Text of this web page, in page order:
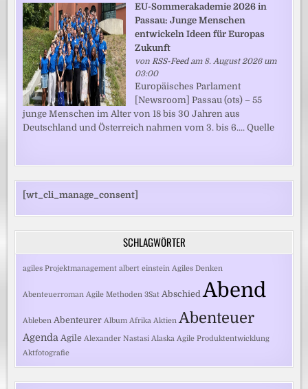
EU-Sommerakademie 2026 in
Passau: Junge Menschen
entwickeln Ideen für Europas
Zukunft
von RSS-Feedam 8. August 2026 um
03:00
Europäisches Parlament
[Newsroom] Passau (ots) – 55
junge Menschen im Alter von 18 bis 30 Jahren aus
Deutschland und Österreich nahmen vom 3. bis 6.... Quelle
[wt_cli_manage_consent]
SCHLAGWÖRTER
agiles Projektmanagement albert einstein Agiles Denken
Abenteuerroman Agile Methoden 3Sat Abschied Abend
Ableben Abenteurer Album Afrika Aktien Abenteuer
Agenda Agile Alexander Nastasi Alaska Agile Produktentwicklung
Aktfotografie